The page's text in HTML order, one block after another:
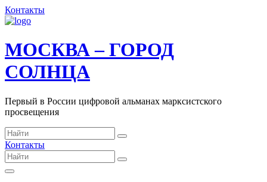
Контакты
МОСКВА – ГОРОД
СОЛНЦА
Первый в России цифровой альманах марксистского
просвещения
Контакты